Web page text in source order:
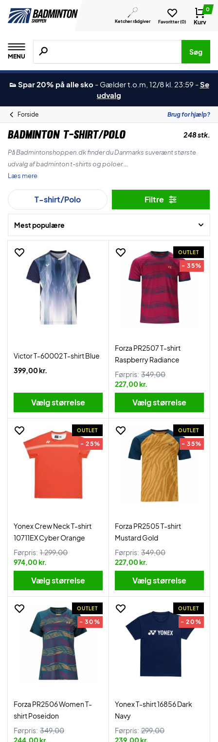
Ketcher rådgiver Favoritter (0)
0
Kurv
MENU
Søg efter produkter, mærker etc.
Søg
👟 Spar 20% på alle sko - Gælder t.o.m, 12/8 kl. 23:59 -Se
udvalg
Forside Brug for hjælp?
Badminton T-shirt/Polo 248 stk.
På Badmintonshoppen.dk finder du Danmarks suverænt største
udvalg af badminton t-shirts og poloer.
Derudover er vi altid først med det nye, så på Badmintonshoppen.dk
finder du også altid de sidste nye modeller og farver inden for alle
vores populære mærker og så er det hele selvfølgelig til en fast lav
pris.
Læs mere
T-shirt/Polo Filtre
Mest populære
Victor T-60002 T-shirt Blue
399,00 kr.
Vælg størrelse
OUTLET
- 35%
Forza PR2507 T-shirt
Raspberry Radiance
Førpris: 349,00
227,00 kr.
Vælg størrelse
OUTLET
- 25%
Yonex Crew Neck T-shirt
10711EX Cyber Orange
Førpris: 1.299,00
974,00 kr.
Vælg størrelse
OUTLET
- 35%
Forza PR2505 T-shirt
Mustard Gold
Førpris: 349,00
227,00 kr.
Vælg størrelse
OUTLET
- 30%
Forza PR2506 Women T-
shirt Poseidon
Førpris: 349,00
244,00 kr.
OUTLET
- 20%
Yonex T-shirt 16856 Dark
Navy
Førpris: 299,00
239,00 kr.